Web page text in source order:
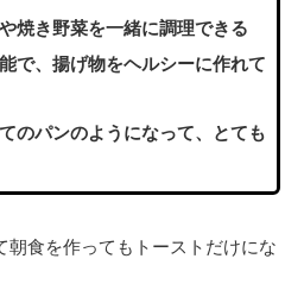
焼き野菜を一緒に調理できる
で、揚げ物をヘルシーに作れて
のパンのようになって、とても
食を作ってもトーストだけにな